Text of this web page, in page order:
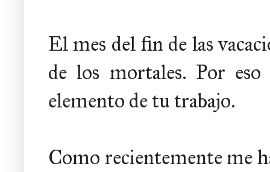
El mes del fin de las
de los mortales. Por
elemento de tu trabajo.
Como recientemente me